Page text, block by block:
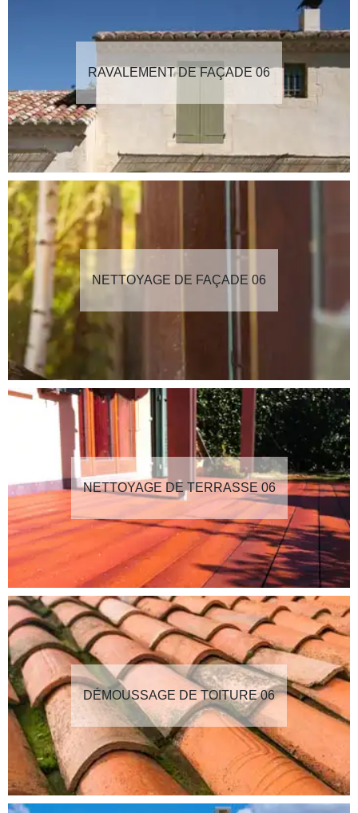
RAVALEMENT DE FAÇADE 06
NETTOYAGE DE FAÇADE 06
NETTOYAGE DE TERRASSE 06
DÉMOUSSAGE DE TOITURE 06